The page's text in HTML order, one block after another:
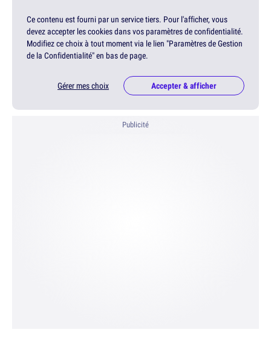
Ce contenu est fourni par un service tiers. Pour l'afficher, vous
devez accepter les cookies dans vos paramètres de confidentialité.
Modifiez ce choix à tout moment via le lien "Paramètres de Gestion
de la Confidentialité" en bas de page.
Gérer mes choix Accepter & afficher
Publicité